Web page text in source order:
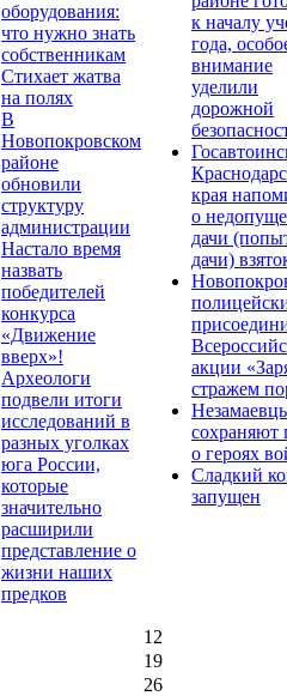
оборудования:
что нужно знать
собственникам
Стихает жатва
на полях
В
Новопокровском
районе
обновили
структуру
администрации
Настало время
назвать
победителей
конкурса
«Движение
вверх»!
Археологи
подвели итоги
исследований в
разных уголках
юга России,
которые
значительно
расширили
представление о
жизни наших
предков
к началу
года,
внимание
уделили
дорожной
края
о
дачи
дачи)
акции
стражем
сохраняют
о героях
Сладкий
запущен
12
19
26